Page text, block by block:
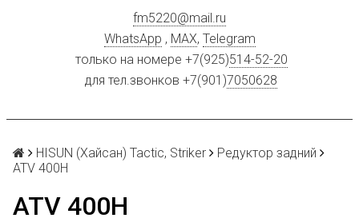
fm5220@mail.ru
WhatsApp , MAX, Telegram
только на номере +7(925)514-52-20
для тел.звонков +7(901)7050628
HISUN (Хайсан) Tactic, Striker
Редуктор задний
ATV 400H
ATV 400H